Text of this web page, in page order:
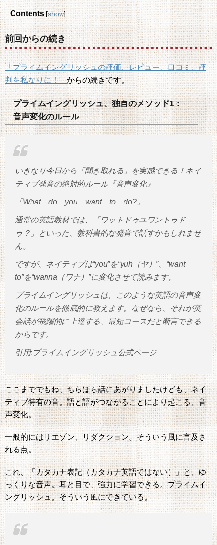
Contents [show]
前回からの続き
「プライムイングリッシュの評価、レビュー、口コミ、評
判を私なりに！」からの続きです。
プライムイングリッシュ、独自のメソッド1：
音声変化のルール
いきなり今日から「聞き取れる」を実感できる！ネイ
ティブ発音の絶対的ルール『音声変化』
「What do you want to do?」
通常の英語教材では、「ワットドゥユワントゥド
ゥ？」といった、教科書的な発音で話すかもしれませ
ん。
ですが、ネイティブは“you”を“yuh（ヤ）”、“want
to”を“wanna（ワナ）”に変化させて読みます。
プライムイングリッシュは、このような英語の音声変
化のルールを徹底的に教えます。なぜなら、それが英
会話が飛躍的に上達する、最短コースだと断言できる
からです。
引用:プライムイングリッシュ公式ページ
ここまででもね、ちらほら話にあがりましたけども、ネイ
ティブ特有の音。語と語がつながることにより起こる、音
声変化。
一般的にはリエゾン、リダクション。そういう風に言及さ
れる点。
これ、「カタカナ表記（カタカナ英語ではない）」と、ゆ
っくりな音声。耳と目で、強力に学習できる。プライムイ
ングリッシュ。そういう風にできている。